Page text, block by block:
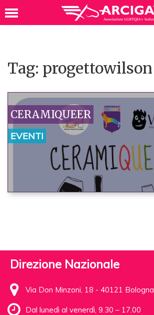
Tag: progettowilson
CERAMIQUEER
EVENTI
Direzione Nazionale
Via Don Minzoni, 18 - 40121 Bologna
Dal lunedì al venerdì, 9.30 – 17.00